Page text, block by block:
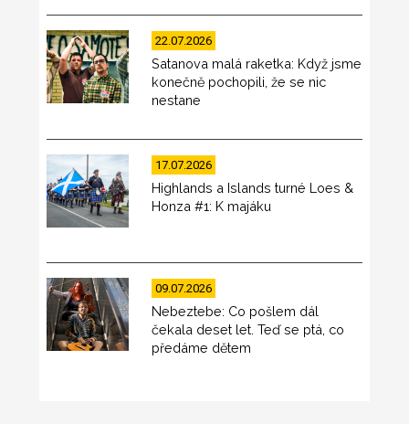
22.07.2026
Satanova malá raketka: Když jsme
konečně pochopili, že se nic
nestane
17.07.2026
Highlands a Islands turné Loes &
Honza #1: K majáku
09.07.2026
Nebeztebe: Co pošlem dál
čekala deset let. Teď se ptá, co
předáme dětem